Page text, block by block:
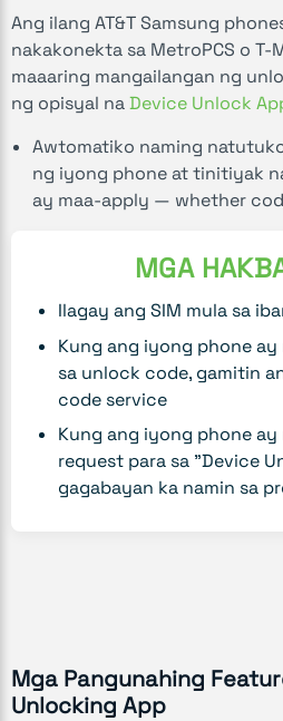
Ang ilang AT&T Samsung
nakakonekta sa MetroPCS o T-
maaaring mangailangan ng
ng opisyal naDevice Unlock
Awtomatiko naming
ng iyong phone at tinitiyak
ay maa-apply — whether
MGA
Ilagay ang SIM mula sa
Kung ang iyong phone
sa unlock code, gamitin
code service
Kung ang iyong phone
request para sa "Device
gagabayan ka namin sa
Mga Pangunahing
Unlocking App